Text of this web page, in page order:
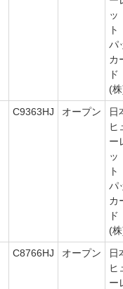
ッ
ト
パ
カ
ド
(
C9363HJ オープン
日
ヒ
ー
ッ
ト
パ
カ
ド
(
C8766HJ オープン
日
ヒ
ー